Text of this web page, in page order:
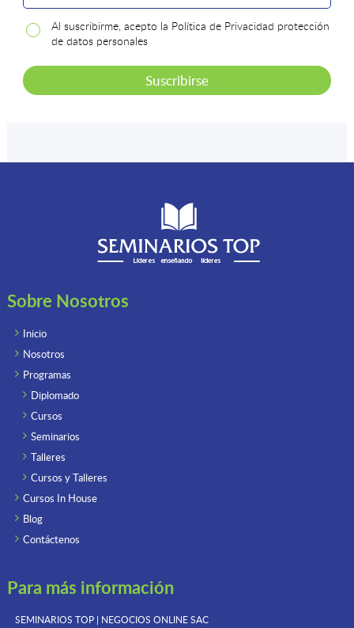
Al suscribirme, acepto la Política de Privacidad protección
de datos personales
Sobre Nosotros
Inicio
Nosotros
Programas
Diplomado
Cursos
Seminarios
Talleres
Cursos y Talleres
Cursos In House
Blog
Contáctenos
Para más información
SEMINARIOS TOP | NEGOCIOS ONLINESAC